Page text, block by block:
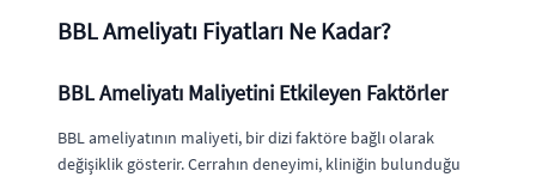
BBL Ameliyatı Fiyatları Ne Kadar?
BBL Ameliyatı Maliyetini Etkileyen Faktörler
BBL ameliyatının maliyeti, bir dizi faktöre bağlı olarak
değişiklik gösterir. Cerrahın deneyimi, kliniğin bulunduğu